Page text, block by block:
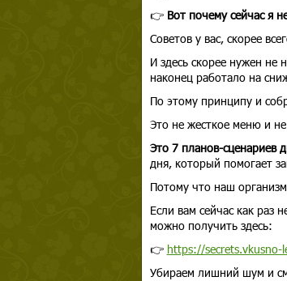
👉 Вот почему сейчас я
Советов у вас, скорее
И здесь скорее нужен
наконец работало на
По этому принципу и
Это не жесткое меню и
Это 7 планов-сценариев
дня, который помогает
Потому что наш
Если вам сейчас как раз
можно получить здесь:
👉 https://secrets.vkusno-
Убираем лишний шум и